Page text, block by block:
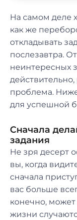
На самом деле
как же
откладывать
послезавтра.
неинтересных
проблема.
для успешной
Сначала
задания
Не зря десерт
вы, когда
сначала
вас больше
конечно,
жизни